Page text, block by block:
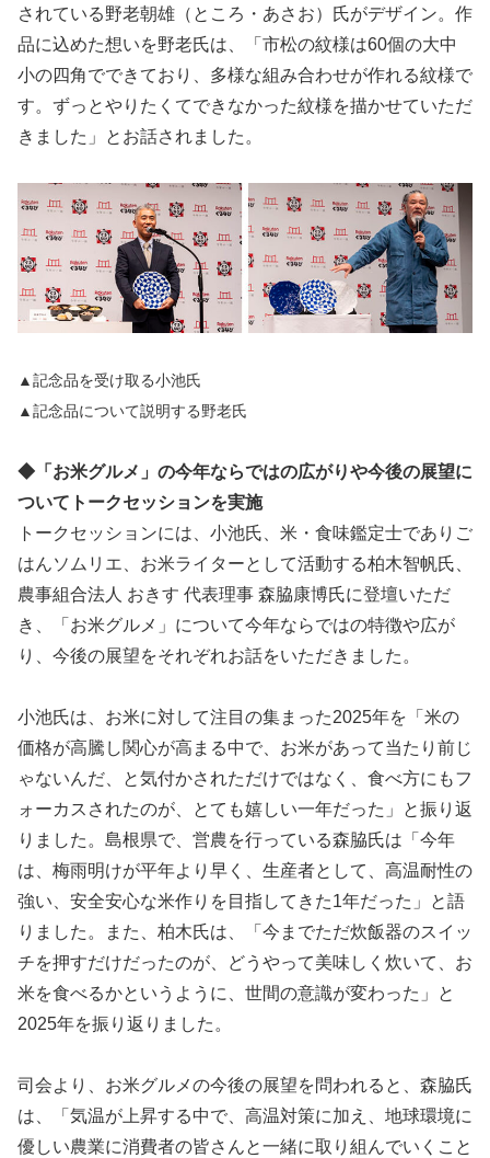
されている野老朝雄（ところ・あさお）氏がデザイン。作
品に込めた想いを野老氏は、「市松の紋様は60個の大中
小の四角でできており、多様な組み合わせが作れる紋様で
す。ずっとやりたくてできなかった紋様を描かせていただ
きました」とお話されました。
▲記念品を受け取る小池氏
▲記念品について説明する野老氏
◆「お米グルメ」の今年ならではの広がりや今後の展望に
ついてトークセッションを実施
トークセッションには、小池氏、米・食味鑑定士でありご
はんソムリエ、お米ライターとして活動する柏木智帆氏、
農事組合法人 おきす 代表理事 森脇康博氏に登壇いただ
き、「お米グルメ」について今年ならではの特徴や広が
り、今後の展望をそれぞれお話をいただきました。
小池氏は、お米に対して注目の集まった2025年を「米の
価格が高騰し関心が高まる中で、お米があって当たり前じ
ゃないんだ、と気付かされただけではなく、食べ方にもフ
ォーカスされたのが、とても嬉しい一年だった」と振り返
りました。島根県で、営農を行っている森脇氏は「今年
は、梅雨明けが平年より早く、生産者として、高温耐性の
強い、安全安心な米作りを目指してきた1年だった」と語
りました。また、柏木氏は、「今までただ炊飯器のスイッ
チを押すだけだったのが、どうやって美味しく炊いて、お
米を食べるかというように、世間の意識が変わった」と
2025年を振り返りました。
司会より、お米グルメの今後の展望を問われると、森脇氏
は、「気温が上昇する中で、高温対策に加え、地球環境に
優しい農業に消費者の皆さんと一緒に取り組んでいくこと